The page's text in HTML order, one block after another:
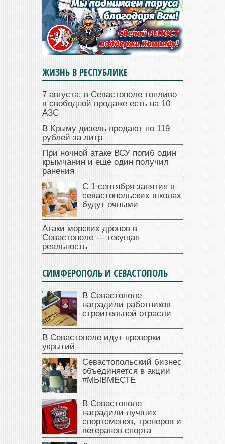
ЖИЗНЬ В РЕСПУБЛИКЕ
7 августа: в Севастополе топливо
в свободной продаже есть на 10
АЗС
В Крыму дизель продают по 119
рублей за литр
При ночной атаке ВСУ погиб один
крымчанин и еще один получил
ранения
С 1 сентября занятия в
севастопольских школах
будут очными
Атаки морских дронов в
Севастополе — текущая
реальность
СИМФЕРОПОЛЬ И СЕВАСТОПОЛЬ
В Севастополе
наградили работников
строительной отрасли
В Севастополе идут проверки
укрытий
Севастопольский бизнес
объединяется в акции
#МЫВМЕСТЕ
В Севастополе
наградили лучших
спортсменов, тренеров и
ветеранов спорта